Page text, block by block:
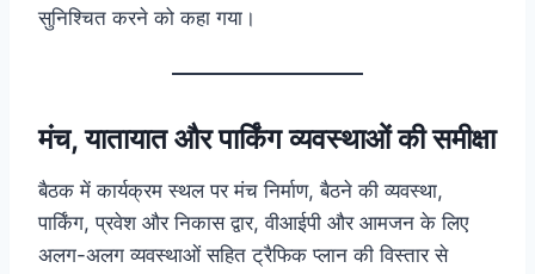
सुनिश्चित करने को कहा गया।
मंच, यातायात और पार्किंग व्यवस्थाओं की समीक्षा
बैठक में कार्यक्रम स्थल पर मंच निर्माण, बैठने की व्यवस्था,
पार्किंग, प्रवेश और निकास द्वार, वीआईपी और आमजन के लिए
अलग-अलग व्यवस्थाओं सहित ट्रैफिक प्लान की विस्तार से